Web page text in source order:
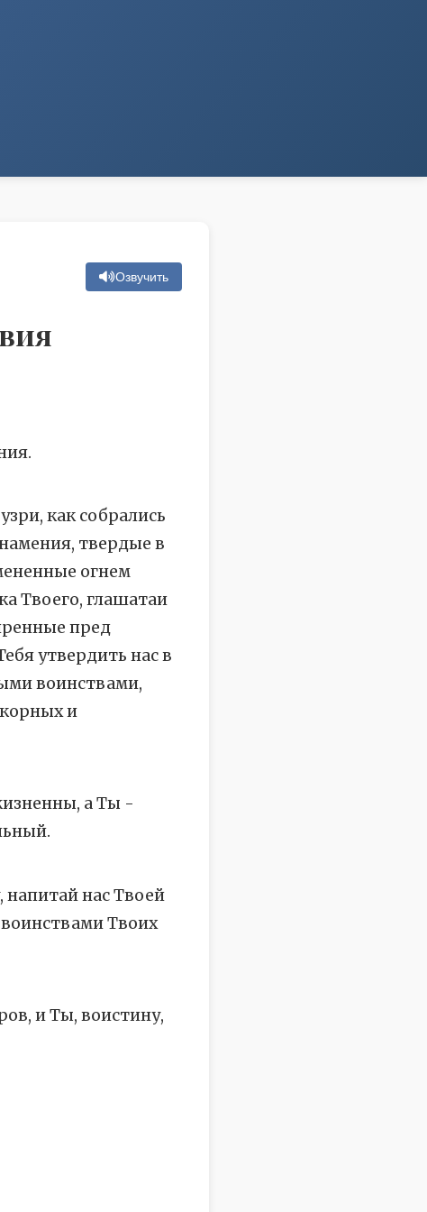
Озвучить
как собрались
твердые в
огнем
Твоего, глашатаи
пред
утвердить нас в
воинствами,
и
а Ты -
нас Твоей
Твоих
и Ты, воистину,